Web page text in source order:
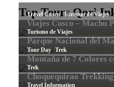
Top Tours Qori